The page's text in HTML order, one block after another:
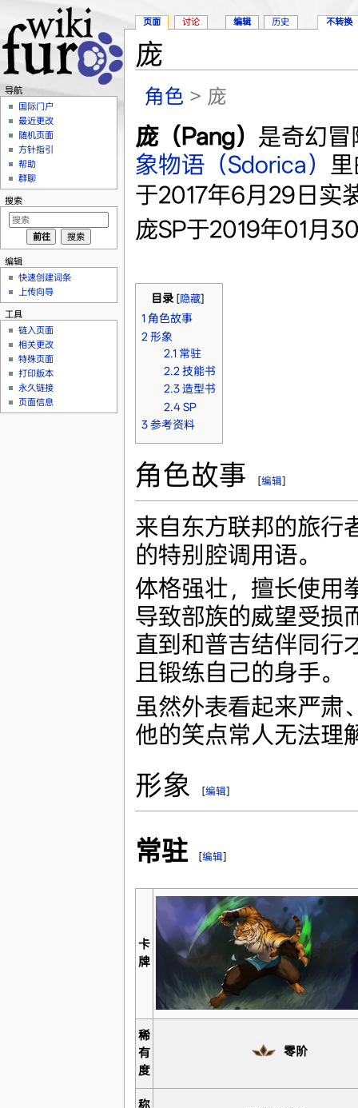
庞
角色 > 庞
庞（Pang） 是奇幻冒
象物语（Sdorica）
于2017年6月29日实
庞SP于2019年01月
目录[隐藏]
1 角色故事
2 形象
2.1 常驻
2.2技能书
2.3造型书
2.4SP
3 参考资料
角色故事 [编辑]
来自东方联邦的旅行
的特别腔调用语。
体格强壮，擅长使用
导致部族的威望受损
直到和普吉结伴同行
且锻练自己的身手。
虽然外表看起来严肃
他的笑点常人无法理
形象 [编辑]
常驻 [编辑]
卡
牌
稀
有
度
零阶
称
页面 讨论 编辑 历史 不转换
导航
国际门户
最近更改
随机页面
方针指引
帮助
群聊
搜索
编辑
快速创建词条
上传向导
工具
链入页面
相关更改
特殊页面
打印版本
永久链接
页面信息